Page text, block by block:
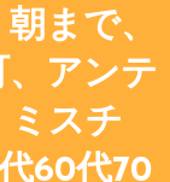
まで、
、アンテ
ミスチ
60代70